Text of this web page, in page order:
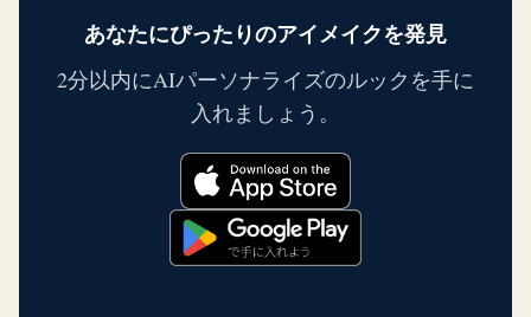
あなたにぴったりのアイメイクを発見
2分以内にAIパーソナライズのルックを手に
入れましょう。